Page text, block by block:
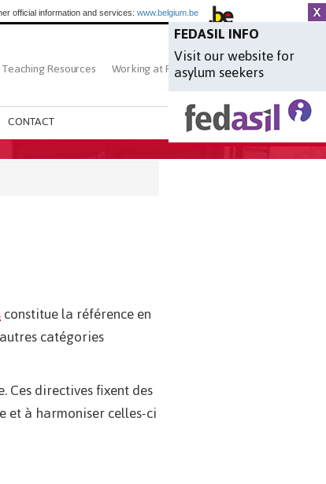
FEDASIL INFO
Visit our website for
asylum seekers
official information and services: www.belgium.be
Teaching Resources Working at Fedasil Search
CONTACT
constitue la référence en
catégories
Ces directives fixent des
et à harmoniser celles-ci